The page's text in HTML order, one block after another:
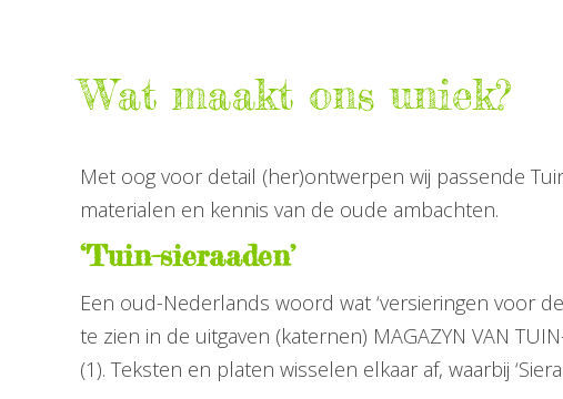
Wat maakt ons uniek?
Met oog voor detail (her)ontwerpen wij passende
materialen en kennis van de oude ambachten.
‘Tuin-sieraaden’
Een oud-Nederlands woord wat ‘versieringen voor
te zien in de uitgaven (katernen) MAGAZYN VAN
(1). Teksten en platen wisselen elkaar af, waarbij